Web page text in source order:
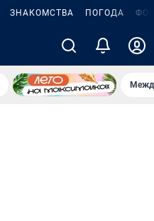
ЗНАКОМСТВА ПОГОДА